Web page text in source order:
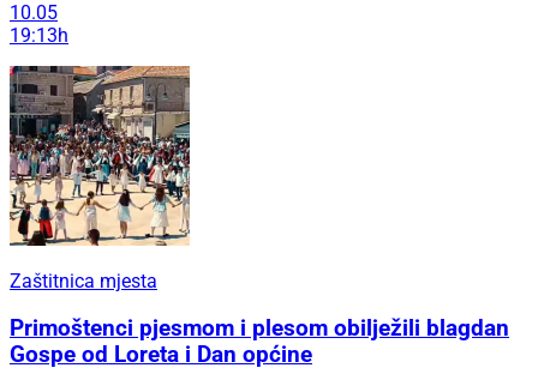
10.05
19:13h
Zaštitnica mjesta
Primoštenci pjesmom i plesom obilježili blagdan
Gospe od Loreta i Dan općine